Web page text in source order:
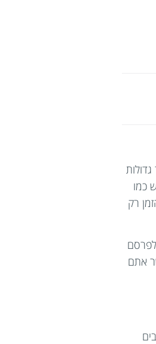
כמו
רק
אתם